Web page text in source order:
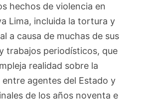
hechos de violencia en
Lima, incluida la tortura y
a causa de muchas de sus
trabajos periodísticos, que
realidad sobre la
agentes del Estado y
de los años noventa e